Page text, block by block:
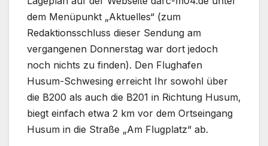
dem Menüpunkt „Aktuelles“ (zum
Redaktionsschluss dieser Sendung am
vergangenen Donnerstag war dort jedoch
noch nichts zu finden). Den Flughafen
Husum-Schwesing erreicht Ihr sowohl über
die B200 als auch die B201 in Richtung Husum,
biegt einfach etwa 2 km vor dem Ortseingang
Husum in die Straße „Am Flugplatz“ ab.